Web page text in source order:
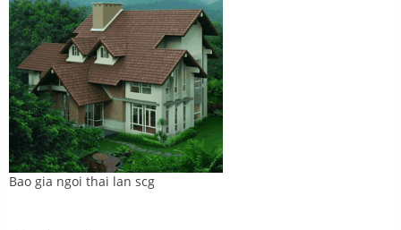
Bao gia ngoi thai lan scg